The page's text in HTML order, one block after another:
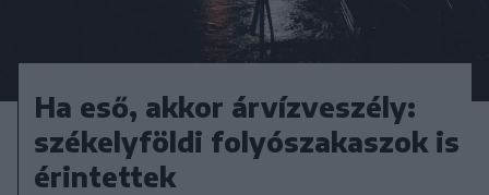
Ha eső, akkor árvízveszély:
székelyföldi folyószakaszok is
érintettek